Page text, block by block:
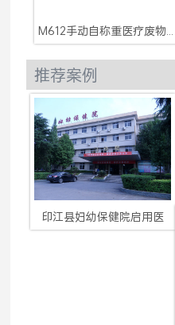
M612手动自称重医疗废物收
推荐案例
印江县妇幼保健院启用医